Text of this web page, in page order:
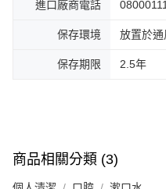
進口廠商電話
保存環境 放置於
保存期限 2.5年
商品相關分類 (3)